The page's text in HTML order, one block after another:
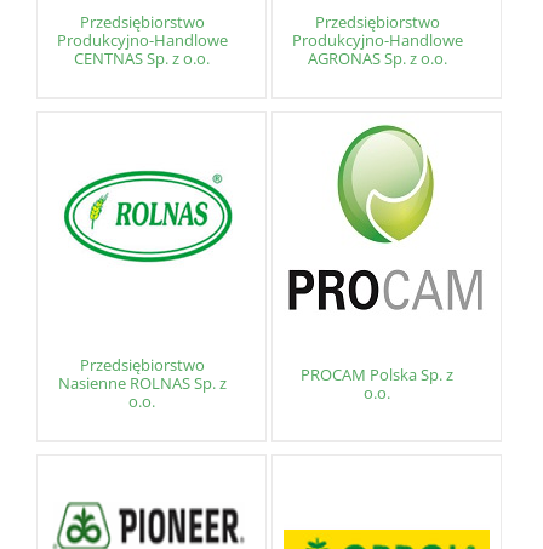
Przedsiębiorstwo
Produkcyjno-Handlowe
CENTNAS Sp. z o.o.
Przedsiębiorstwo
Produkcyjno-Handlowe
AGRONAS Sp. z o.o.
Przedsiębiorstwo
Nasienne ROLNAS Sp. z
o.o.
PROCAM Polska Sp. z
o.o.